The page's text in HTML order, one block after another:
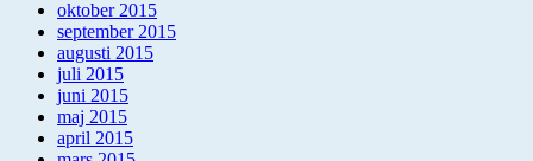
oktober 2015
september 2015
augusti 2015
juli 2015
juni 2015
maj 2015
april 2015